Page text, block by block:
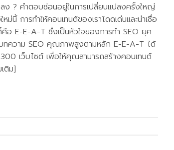
? คำตอบซ่อนอยู่ในการเปลี่ยนแปลงครั้งใหญ่
การทำให้คอนเทนต์ของเราโดดเด่นและน่าเชื่อ
อ E-E-A-T ซึ่งเป็นหัวใจของการทำ SEO ยุค
บทความ SEO คุณภาพสูงตามหลัก E-E-A-T ได้
เว็บไซต์ เพื่อให้คุณสามารถสร้างคอนเทนต์
ติม]